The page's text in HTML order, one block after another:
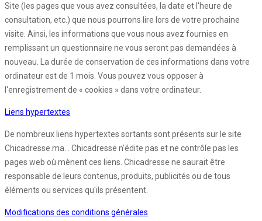
Site (les pages que vous avez consultées, la date et l'heure de
consultation, etc.) que nous pourrons lire lors de votre prochaine
visite. Ainsi, les informations que vous nous avez fournies en
remplissant un questionnaire ne vous seront pas demandées à
nouveau. La durée de conservation de ces informations dans votre
ordinateur est de 1 mois. Vous pouvez vous opposer à
l'enregistrement de « cookies » dans votre ordinateur.
Liens hypertextes
De nombreux liens hypertextes sortants sont présents sur le site
Chicadresse.ma. . Chicadresse n'édite pas et ne contrôle pas les
pages web où mènent ces liens. Chicadresse ne saurait être
responsable de leurs contenus, produits, publicités ou de tous
éléments ou services qu'ils présentent.
Modifications des conditions générales